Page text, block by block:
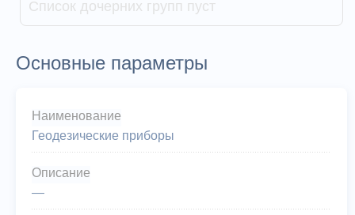
Список дочерних групп пуст
Основные параметры
Наименование
Геодезические приборы
Описание
—